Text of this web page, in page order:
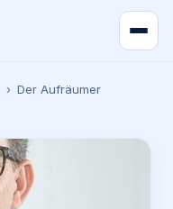
› Der Aufräumer